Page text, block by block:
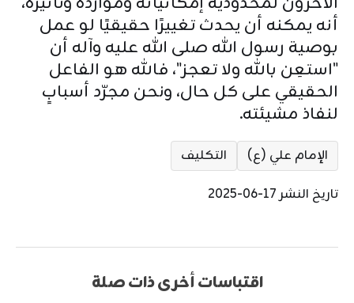
أنه يمكنه أن يحدث تغييرًا حقيقيًا لو عمل
بوصية رسول الله صلى الله عليه وآله أن
"استعِن بالله ولا تعجز"، فالله هو الفاعل
الحقيقي على كل حال، ونحن مجرّد أسبابٍ
لنفاذ مشيئته.
الإمام علي (ع)
التكليف
تاريخ النشر 17-06-2025
اقتباسات أخرى ذات صلة